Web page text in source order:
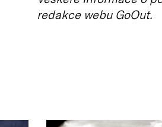
redakce webu GoOut.